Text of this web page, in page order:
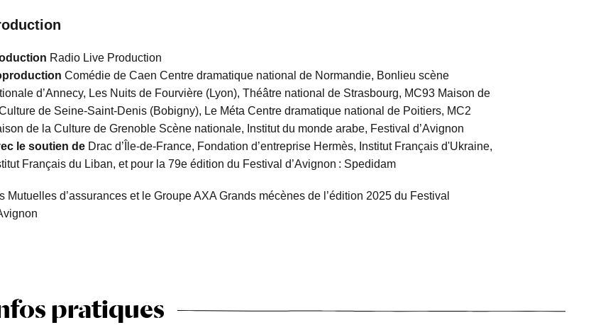
Radio Live Production
Comédie de Caen Centre dramatique national de Normandie, Bonlieu scène
d’Annecy, Les Nuits de Fourvière (Lyon), Théâtre national de Strasbourg, MC93 Maison de
de Seine-Saint-Denis (Bobigny), Le Méta Centre dramatique national de Poitiers, MC2
de la Culture de Grenoble Scène nationale, Institut du monde arabe, Festival d’Avignon
le soutien deDrac d’Île-de-France, Fondation d’entreprise Hermès, Institut Français d'Ukraine,
Français du Liban, et pour la 79e édition du Festival d’Avignon : Spedidam
Mutuelles d’assurances et le Groupe AXA Grands mécènes de l’édition 2025 du Festival
pratiques